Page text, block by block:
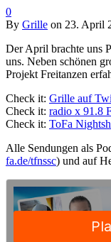
0
By Grille on 23. April
Der April brachte uns
uns. Neben schönen
Projekt Freitanzen
Check it: Grille auf
Check it: radio x 91.8
Check it: ToFa
Alle Sendungen als
fa.de/tfnssc) und auf